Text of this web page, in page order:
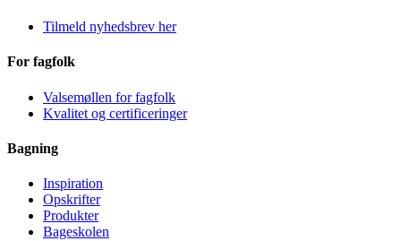
Tilmeld nyhedsbrev her
For fagfolk
Valsemøllen for fagfolk
Kvalitet og certificeringer
Bagning
Inspiration
Opskrifter
Produkter
Bageskolen